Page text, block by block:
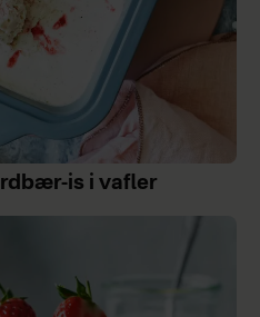
is i vafler